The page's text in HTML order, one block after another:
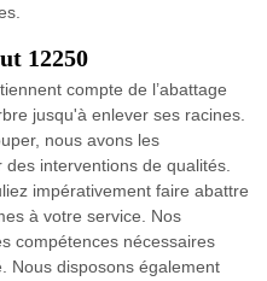
12250
compte de l’abattage
jusqu'à enlever ses racines.
nous avons les
interventions de qualités.
impérativement faire abattre
à votre service. Nos
compétences nécessaires
Nous disposons également